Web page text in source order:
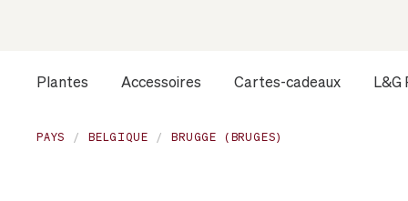
Plantes Accessoires Cartes-cadeaux L&G
PAYS BELGIQUE BRUGGE (BRUGES)